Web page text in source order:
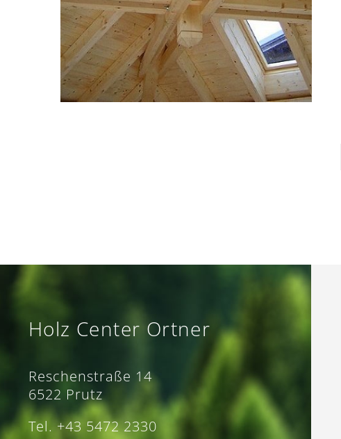
Holz Center Ortner
Reschenstraße 14
6522 Prutz
Tel. +43 5472 2330